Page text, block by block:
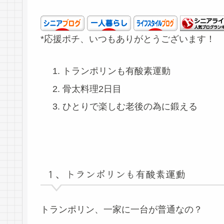
*応援ポチ、いつもありがとうございます！
トランポリンも有酸素運動
骨太料理2日目
ひとりで楽しむ老後の為に鍛える
１、トランポリンも有酸素運動
トランポリン、一家に一台が普通なの？